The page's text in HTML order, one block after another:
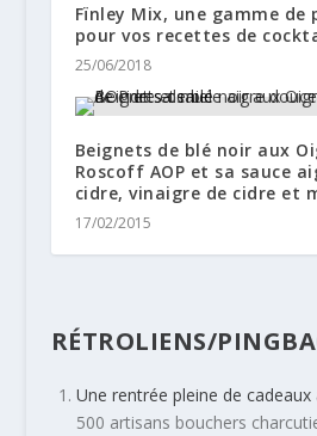
Fïnley Mix, une gamme de
pour vos recettes de
25/06/2018
Beignets de blé noir aux
Roscoff AOP et sa sauce
cidre, vinaigre de cidre et
17/02/2015
RÉTROLIENS/
Une rentrée pleine de cadeaux
500 artisans bouchers